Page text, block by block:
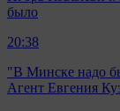
было
20:38
"В Минске надо
Агент Евгения